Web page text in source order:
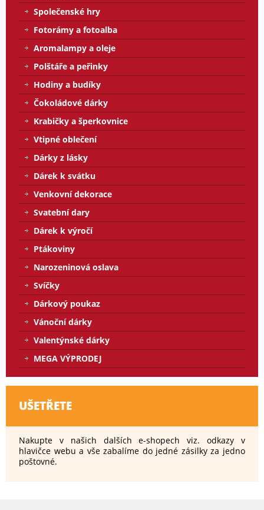
Společenské hry
Fotorámy a fotoalba
Aromalampy a oleje
Polštáře a peřinky
Hodiny a budíky
Čokoládové dárky
Krabičky a šperkovnice
Vtipné oblečení
Dárky z lásky
Dárek k svátku
Venkovní dekorace
Svatební dary
Dárek k výročí
Ptákoviny
Narozeninová oslava
Svíčky
Dárkový poukaz
Vánoční dárky
Valentýnské dárky
MEGA VÝPRODEJ
UŠETŘETE
Nakupte v našich dalších e-shopech viz. odkazy v
hlavičce webu a vše zabalíme do jedné zásilky za jedno
poštovné.